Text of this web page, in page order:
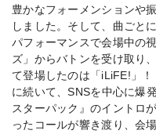
豊かなフォーメンションや
しました。そして、曲ごと
パフォーマンスで会場中の
ズ」からバトンを受け取り
て登場したのは「iLiFE!」！
に続いて、SNSを中心に爆
スターパック』のイントロ
ったコールが響き渡り、会